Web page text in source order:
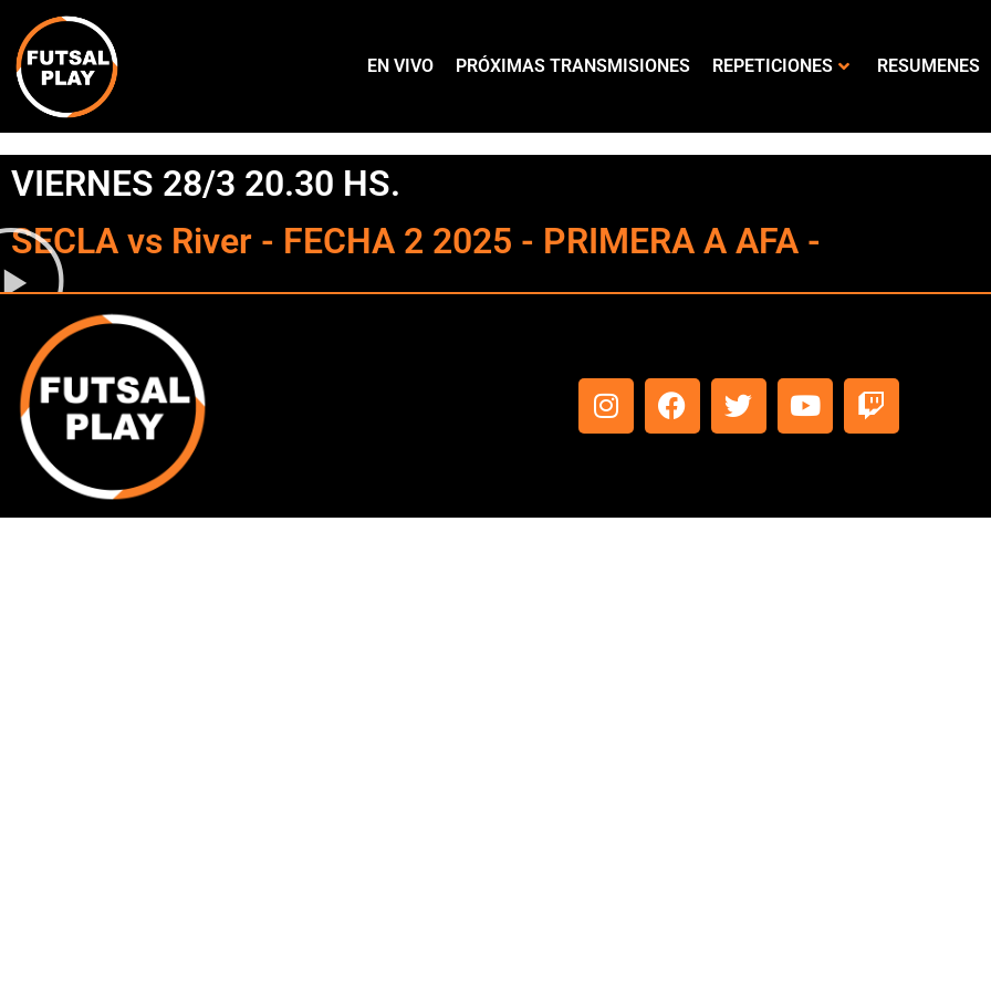
EN VIVO PRÓXIMAS TRANSMISIONES REPETICIONES RESUMENES
VIERNES 28/3 20.30 HS.
SECLA vs River - FECHA 2 2025 - PRIMERA A AFA -